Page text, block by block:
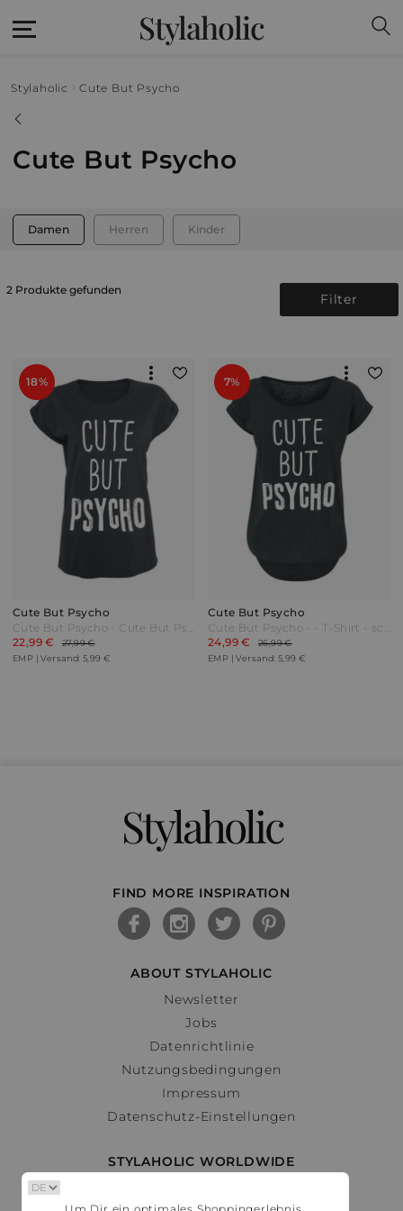
Stylaholic
Stylaholic Cute But Psycho
Cute But Psycho
Damen Herren Kinder
2 Produkte gefunden
Filter
18%
Cute But Psycho
Cute But Psycho - Cute But Psycho - T-Shirt - schwarz - EMP Exklusiv!
22,99 €
27,99 €
EMP | Versand: 5,99 €
7%
Cute But Psycho
Cute But Psycho - - T-Shirt - schwarz - EMP Exklusiv!
24,99 €
26,99 €
EMP | Versand: 5,99 €
Stylaholic
FIND MORE INSPIRATION
ABOUT STYLAHOLIC
Newsletter
Jobs
Datenrichtlinie
Nutzungsbedingungen
Impressum
Datenschutz-Einstellungen
STYLAHOLIC WORLDWIDE